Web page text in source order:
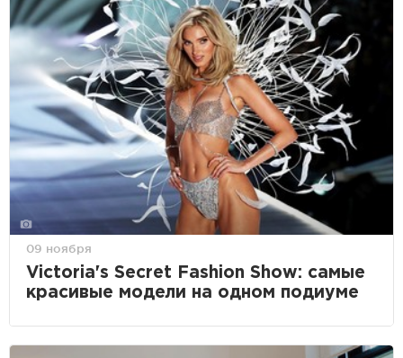
09 ноября
Victoria's Secret Fashion Show: самые
красивые модели на одном подиуме